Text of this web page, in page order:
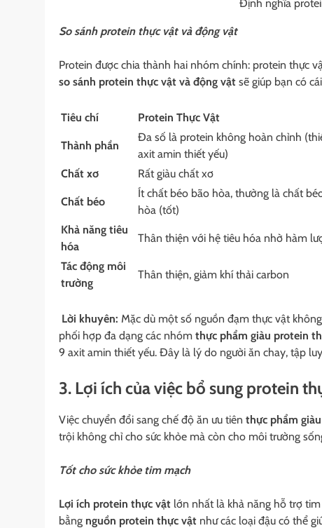
Định nghĩa
So sánh protein thực vật và động vật
Protein được chia thành hai nhóm chính: protein thực
so sánh protein thực vật và động vật sẽ giúp bạn có
Tiêu chí Protein Thực Vật
Thành phần
Đa số là protein không hoàn chỉnh
axit amin thiết yếu)
Chất xơ
Rất giàu chất xơ
Chất béo
Ít chất béo bão hòa, thường là chất
hòa (tốt)
Khả năng tiêu
hóa
Thân thiện với hệ tiêu hóa nhờ hàm
Tác động môi
trường
Thân thiện, giảm khí thải carbon
Lời khuyên: Mặc dù một số nguồn đạm thực vật
phối hợp đa dạng các nhóm thực phẩm giàu protein
9 axit amin thiết yếu. Đây là lý do người ăn chay, tập
3. Lợi ích của việc bổ sung protein
Việc chuyển đổi sang chế độ ăn ưu tiên thực phẩm
trội không chỉ cho sức khỏe mà còn cho môi trường
Tốt cho sức khỏe tim mạch
Lợi ích protein thực vật lớn nhất là khả năng hỗ trợ
bằng nguồn protein thực vật như các loại đậu có thể